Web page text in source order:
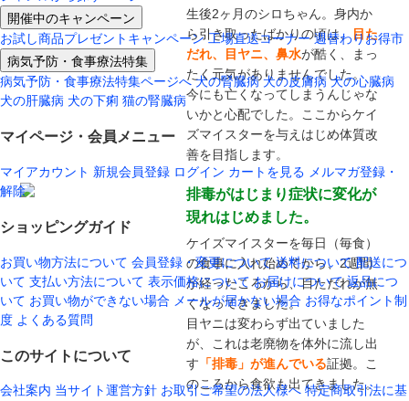
開催中のキャンペーン
お試し商品プレゼントキャンペーン 工場直送コーナー 週替わりお得市
病気予防・食事療法特集
病気予防・食事療法特集ページへ 犬の腎臓病 犬の皮膚病 犬の心臓病
犬の肝臓病 犬の下痢 猫の腎臓病
マイページ・会員メニュー
マイアカウント 新規会員登録 ログイン カートを見る メルマガ登録・
解除
ショッピングガイド
お買い物方法について 会員登録・変更について 送料について 配送につ
いて 支払い方法について 表示価格について お届けについて 返品につ
いて お買い物ができない場合 メールが届かない場合 お得なポイント制
度 よくある質問
このサイトについて
会社案内 当サイト運営方針 お取引ご希望の法人様へ 特定商取引法に基
生後2ヶ月のシロちゃん。身内か
ら引き取ったばかりの頃は、 目た
だれ、目ヤニ、鼻水が酷く、まっ
たく元気がありませんでした。
今にも亡くなってしまうんじゃな
いかと心配でした。ここからケイ
ズマイスターを与えはじめ体質改
善を目指します。
排毒がはじまり症状に変化が
現れはじめました。
ケイズマイスターを毎日（毎食）
の食事に入れ始めてから、2週間
が経ったころから、目ただれが無
くなってきました。
目ヤニは変わらず出ていました
が、これは老廃物を体外に流し出
す 「排毒」が進んでいる証拠。こ
のころから食欲も出てきました。